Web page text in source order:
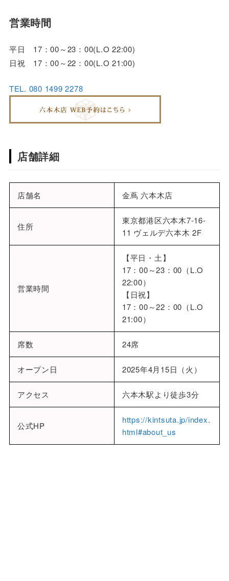
営業時間
平日 17：00～23：00(L.O 22:00)
日祝 17：00～22：00(L.O 21:00)
TEL. 080 1499 2278
店舗詳細
店舗名 金蔦 六本木店
住所
東京都港区六本木7-16-
11 ヴェルデ六本木 2F
営業時間
【平日・土】
17：00～23：00（L.O
22:00）
【日祝】
17：00～22：00（L.O
21:00）
席数 24席
オープン日 2025年4月15日（火）
アクセス 六本木駅より徒歩3分
公式HP
https://kintsuta.jp/index.
html#about_us